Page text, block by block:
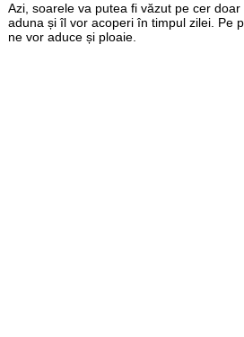
Azi, soarele va putea fi văzut pe cer
aduna și îl vor acoperi în timpul zilei. Pe
ne vor aduce și ploaie.